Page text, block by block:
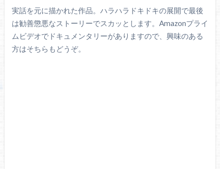
実話を元に描かれた作品。ハラハラドキドキの展開で最後
は勧善懲悪なストーリーでスカッとします。Amazonプライ
ムビデオでドキュメンタリーがありますので、興味のある
方はそちらもどうぞ。